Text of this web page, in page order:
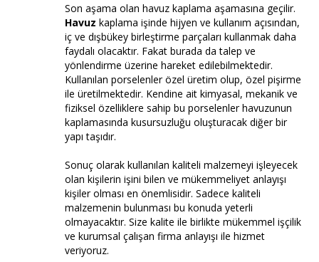
Son aşama olan havuz kaplama aşamasına geçilir.
Havuz kaplama işinde hijyen ve kullanım açısından,
iç ve dışbükey birleştirme parçaları kullanmak daha
faydalı olacaktır. Fakat burada da talep ve
yönlendirme üzerine hareket edilebilmektedir.
Kullanılan porselenler özel üretim olup, özel pişirme
ile üretilmektedir. Kendine ait kimyasal, mekanik ve
fiziksel özelliklere sahip bu porselenler havuzunun
kaplamasında kusursuzluğu oluşturacak diğer bir
yapı taşıdır.
Sonuç olarak kullanılan kaliteli malzemeyi işleyecek
olan kişilerin işini bilen ve mükemmeliyet anlayışı
kişiler olması en önemlisidir. Sadece kaliteli
malzemenin bulunması bu konuda yeterli
olmayacaktır. Size kalite ile birlikte mükemmel işçilik
ve kurumsal çalışan firma anlayışı ile hizmet
veriyoruz.